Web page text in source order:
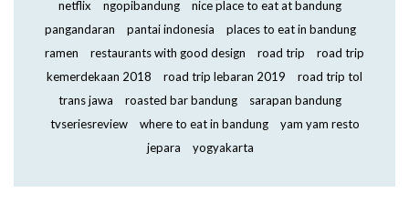
netflix
ngopibandung
nice place to eat at bandung
pangandaran
pantai indonesia
places to eat in bandung
ramen
restaurants with good design road trip
road trip
kemerdekaan 2018
road trip lebaran 2019
road trip tol
trans jawa
roasted bar bandung
sarapan bandung
tvseriesreview
where to eat in bandung
yam yam resto
jepara
yogyakarta